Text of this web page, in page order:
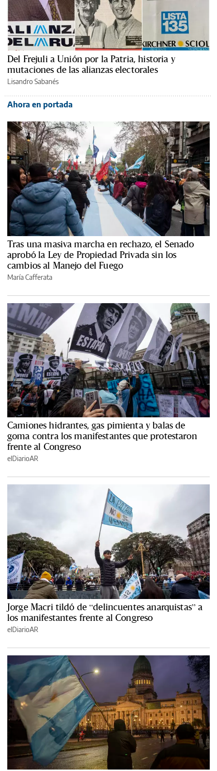
Del Frejuli a Unión por la Patria, historia y
mutaciones de las alianzas electorales
Lisandro Sabanés
Ahora en portada
Tras una masiva marcha en rechazo, el Senado
aprobó la Ley de Propiedad Privada sin los
cambios al Manejo del Fuego
María Cafferata
Camiones hidrantes, gas pimienta y balas de
goma contra los manifestantes que protestaron
frente al Congreso
elDiarioAR
Jorge Macri tildó de “delincuentes anarquistas” a
los manifestantes frente al Congreso
elDiarioAR